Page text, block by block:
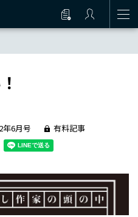
年6月号 有料記事